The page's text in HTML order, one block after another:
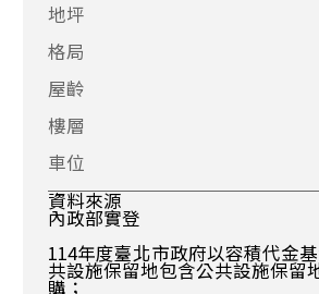
地坪
格局
屋齡
樓層
車位
資料來源
內政部實登
114年度臺北市政府以容積代金
共設施保留地包含公共設施保留
購；